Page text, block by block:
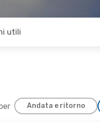
utili
Andata e ritorno